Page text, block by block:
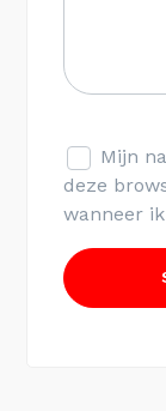
Mijn
deze
wanneer